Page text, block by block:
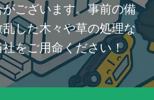
ございます。事前の備
した木々や草の処理な
をご用命ください！